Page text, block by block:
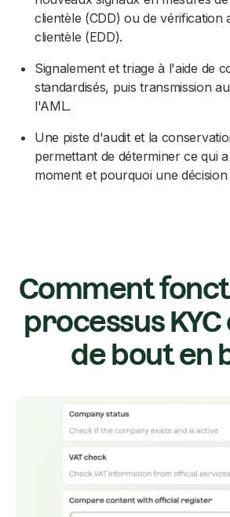
clientèle (CDD) ou de vérification
clientèle (EDD).
Signalement et triage à l'aide de
standardisés, puis transmission
l'AML.
Une piste d'audit et la
permettant de déterminer ce qui
moment et pourquoi une décision
Comment
processus
de bout en